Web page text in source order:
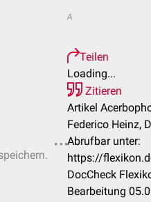
A
Teilen
Loading...
Zitieren
Artikel
Federico Heinz,
Abrufbar unter:
https://
DocCheck
Bearbeitung